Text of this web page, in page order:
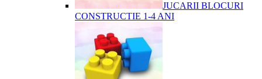
JUCARII BLOCURI
CONSTRUCTIE 1-4 ANI